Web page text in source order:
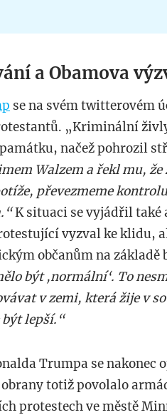
a Obamova
se na svém twitterovém
„Kriminální
načež pohrozil
Walzem a řekl mu, že
převezmeme
K situaci se vyjádřil také
vyzval ke klidu,
občanům na základě
být ,normální‘. To
v zemi, která žije v
být lepší.“
Trumpa se nakonec
totiž povolalo
protestech ve městě